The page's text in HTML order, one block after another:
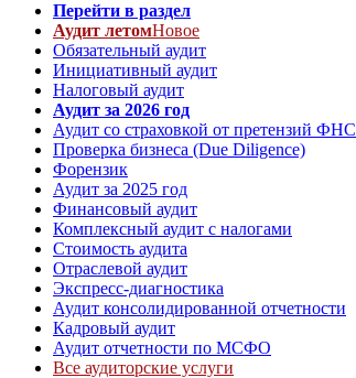
Перейти в раздел
Аудит летомНовое
Обязательный аудит
Инициативный аудит
Налоговый аудит
Аудит за 2026 год
Аудит со страховкой от претензий ФНС
Проверка бизнеса (Due Diligence)
Форензик
Аудит за 2025 год
Финансовый аудит
Комплексный аудит с налогами
Стоимость аудита
Отраслевой аудит
Экспресс-диагностика
Аудит консолидированной отчетности
Кадровый аудит
Аудит отчетности по МСФО
Все аудиторские услуги